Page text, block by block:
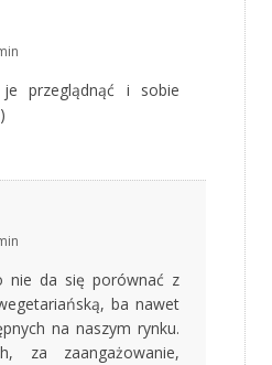
przeglądnąć i sobie
nie da się porównać z
ba nawet
na naszym rynku.
za zaangażowanie,